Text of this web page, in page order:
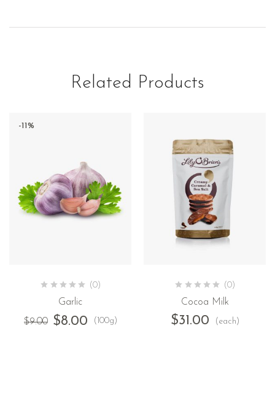
Related Products
-11%
(0)
Garlic
$9.00 $8.00 (100g)
(0)
Cocoa Milk
$31.00 (each)